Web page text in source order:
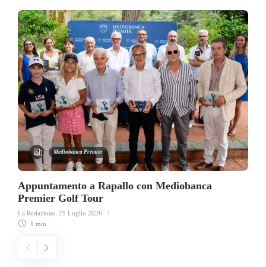
Mediobanca Premier
Appuntamento a Rapallo con Mediobanca
Premier Golf Tour
La Redazione 21 Luglio 2026
1 min